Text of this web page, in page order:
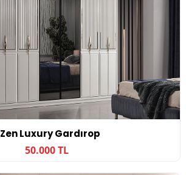
Zen Luxury Gardırop
50.000 TL